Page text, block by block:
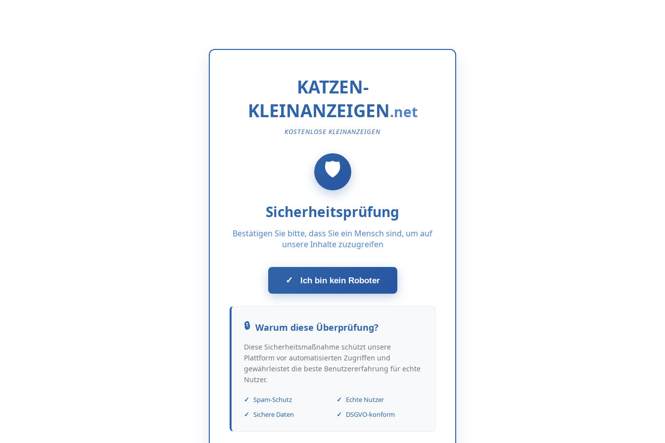
KATZEN-
KLEINANZEIGEN
KOSTENLOSE KLEINANZEIGEN
Sicherheitsprüfung
Bestätigen Sie bitte, dass Sie ein Mensch sind, um auf
unsere Inhalte zuzugreifen
✓ Ich bin kein Roboter
Warum diese Überprüfung?
Diese Sicherheitsmaßnahme schützt unsere
Plattform vor automatisierten Zugriffen und
gewährleistet die beste Benutzererfahrung für echte
Nutzer.
Spam-Schutz
Echte Nutzer
Sichere Daten
DSGVO-konform